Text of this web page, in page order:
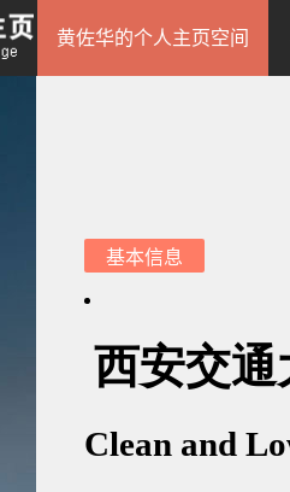
黄佐华的个人主页空间
基本信息